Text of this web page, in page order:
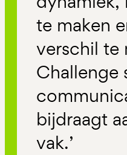
te maken
verschil te
Challenge
bijdraagt
vak.’